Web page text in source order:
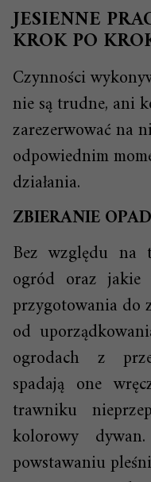
JESIENNE
KROK PO
Czynności
nie są trudne, ani
zarezerwować na
odpowiednim
działania.
ZBIERANIE
Bez względu na
ogród oraz jakie
przygotowania do
od
ogrodach z
spadają one
trawniku
kolorowy
powstawaniu